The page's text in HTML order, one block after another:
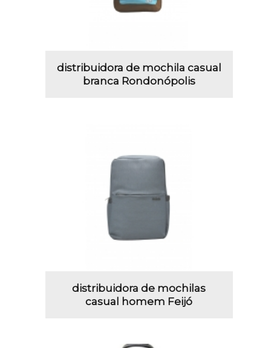
distribuidora de mochila casual
branca Rondonópolis
distribuidora de mochilas
casual homem Feijó